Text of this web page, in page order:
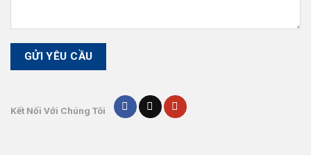
Kết Nối Với Chúng Tôi